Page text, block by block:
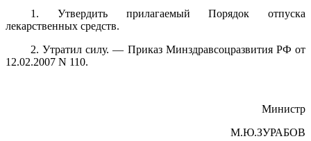
1. Утвердить прилагаемый Порядок отпуска
лекарственных средств.
2. Утратил силу. — Приказ Минздравсоцразвития РФ от
12.02.2007 N 110.
Министр
М.Ю.ЗУРАБОВ